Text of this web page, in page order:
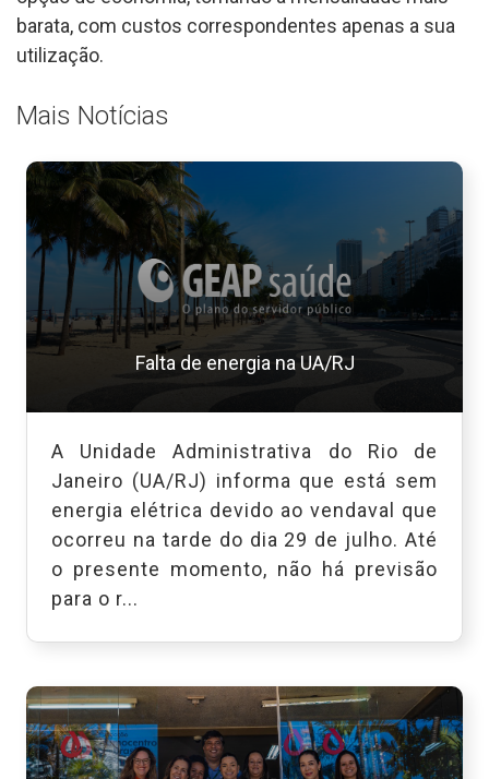
barata, com custos correspondentes apenas a sua
utilização.
Mais Notícias
Falta de energia na UA/RJ
A Unidade Administrativa do Rio de
Janeiro (UA/RJ) informa que está sem
energia elétrica devido ao vendaval que
ocorreu na tarde do dia 29 de julho. Até
o presente momento, não há previsão
para o r...